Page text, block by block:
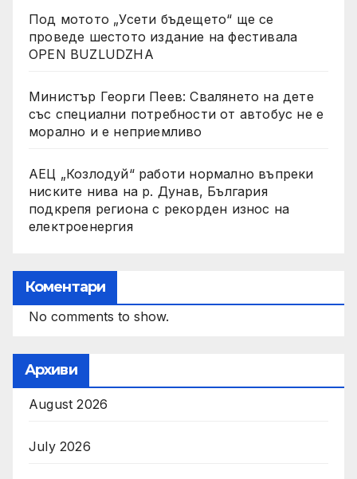
Под мотото „Усети бъдещето“ ще се
проведе шестото издание на фестивала
OPEN BUZLUDZHA
Министър Георги Пеев: Свалянето на дете
със специални потребности от автобус не е
морално и е неприемливо
АЕЦ „Козлодуй“ работи нормално въпреки
ниските нива на р. Дунав, България
подкрепя региона с рекорден износ на
електроенергия
Коментари
No comments to show.
Архиви
August 2026
July 2026